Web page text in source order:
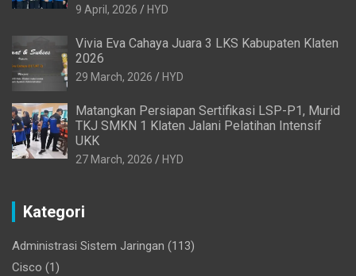
9 April, 2026 HYD
Vivia Eva Cahaya Juara 3 LKS Kabupaten Klaten
2026
29 March, 2026 HYD
Matangkan Persiapan Sertifikasi LSP-P1, Murid
TKJ SMKN 1 Klaten Jalani Pelatihan Intensif
UKK
27 March, 2026 HYD
Kategori
Administrasi Sistem Jaringan (113)
Cisco (1)